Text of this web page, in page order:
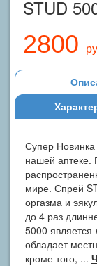
STUD
2800
Супер Новинка
нашей аптеке.
мире. Спрей
оргазма и
до 4 раз
5000 является
обладает
кроме того, ...